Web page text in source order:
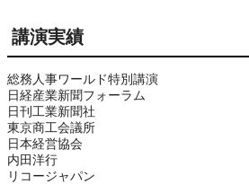
講演実績
総務人事ワールド特別講演
日経産業新聞フォーラム
日刊工業新聞社
東京商工会議所
日本経営協会
内田洋行
リコージャパン